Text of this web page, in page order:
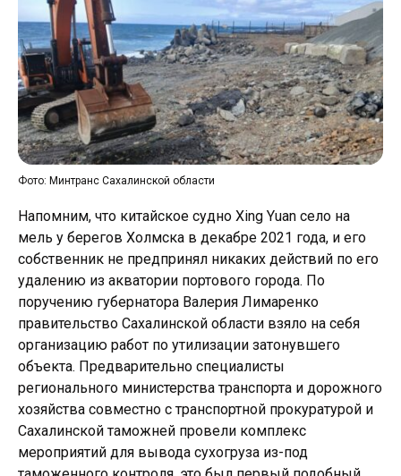
Фото: Минтранс Сахалинской области
Напомним, что китайское судно Xing Yuan село на
мель у берегов Холмска в декабре 2021 года, и его
собственник не предпринял никаких действий по его
удалению из акватории портового города. По
поручению губернатора Валерия Лимаренко
правительство Сахалинской области взяло на себя
организацию работ по утилизации затонувшего
объекта. Предварительно специалисты
регионального министерства транспорта и дорожного
хозяйства совместно с транспортной прокуратурой и
Сахалинской таможней провели комплекс
мероприятий для вывода сухогруза из-под